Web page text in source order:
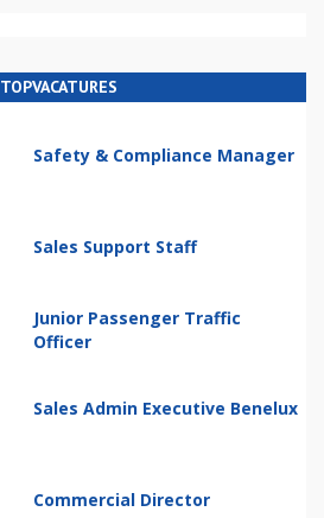
TOPVACATURES
Safety & Compliance Manager
Sales Support Staff
Junior Passenger Traffic
Officer
Sales Admin Executive Benelux
Commercial Director